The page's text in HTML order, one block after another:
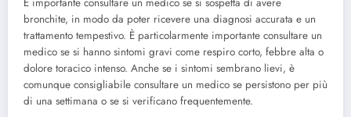
bronchite, in modo da poter ricevere una diagnosi accurata e un
trattamento tempestivo. È particolarmente importante consultare un
medico se si hanno sintomi gravi come respiro corto, febbre alta o
dolore toracico intenso. Anche se i sintomi sembrano lievi, è
comunque consigliabile consultare un medico se persistono per più
di una settimana o se si verificano frequentemente.